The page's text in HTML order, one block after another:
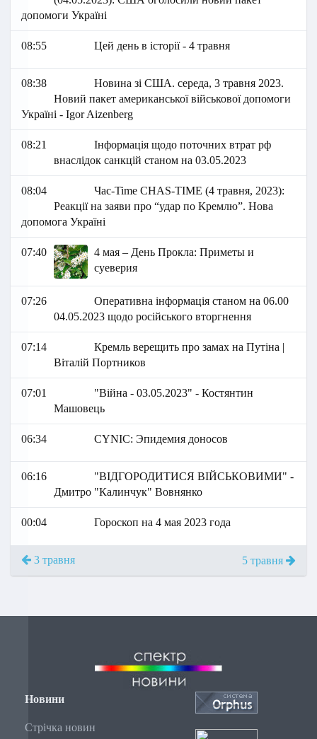
допомоги Україні
08:55 Цей день в історії - 4 травня
08:38
Новина зі США. середа, 3 травня 2023.
Новий пакет американської військової допомоги
Україні - Igor Aizenberg
08:21
Інформація щодо поточних втрат рф
внаслідок санкцій станом на 03.05.2023
08:04
Час-Time CHAS-TIME (4 травня, 2023):
Реакції на заяви про “удар по Кремлю”. Нова
допомога Україні
07:40
4 мая – День Прокла: Приметы и
суеверия
07:26
Оперативна інформація станом на 06.00
04.05.2023 щодо російського вторгнення
07:14
Кремль верещить про замах на Путіна |
Віталій Портников
07:01
"Війна - 03.05.2023" - Костянтин
Машовець
06:34 СYNIC: Эпидемия доносов
06:16
"ВІДГОРОДИТИСЯ ВІЙСЬКОВИМИ" -
Дмитро "Калинчук" Вовнянко
00:04 Гороскоп на 4 мая 2023 года
3 травня 5 травня
Новини
Стрічка новин